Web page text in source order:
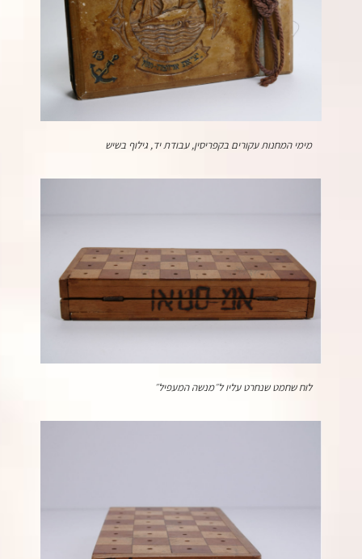
מימי המחנות עקורים בקפריסין, עבודת יד, גילוף בשיש
לוח שחמט שנחרט עליו ל״מנשה המעפיל״